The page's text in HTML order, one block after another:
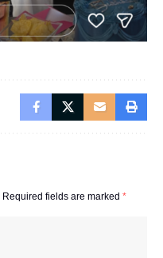
Required fields are marked *